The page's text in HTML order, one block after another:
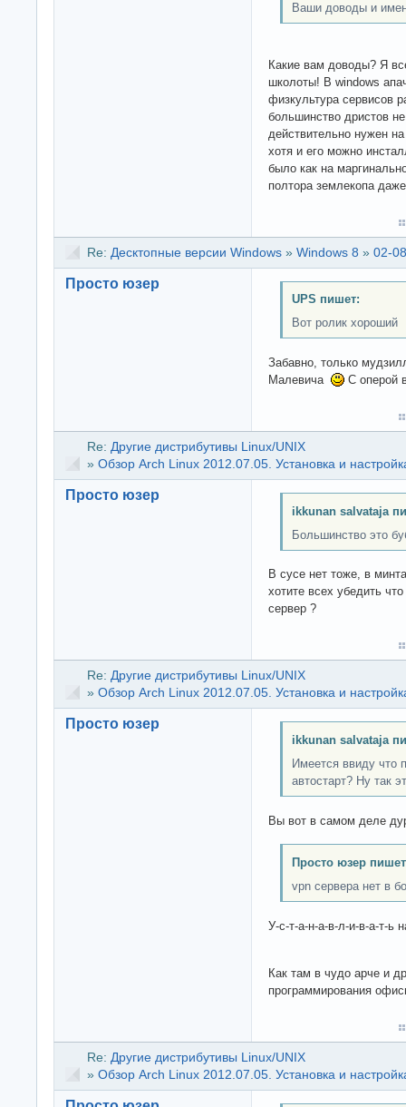
Ваши доводы и
Какие вам доводы? Я
школоты! В windows
физкультура сервисов
большинство дристов
действительно нужен
хотя и его можно
было как на
полтора землекопа
Re: Десктопные версии Windows » Windows 8 » 02-
Просто юзер
UPS пишет:
Вот ролик хороший
Забавно, только
Малевича
С оперой
Re: Другие дистрибутивы Linux/UNIX
» Обзор Arch Linux 2012.07.05. Установка и
Просто юзер
ikkunan salvataja
Большинство это
В сусе нет тоже, в
хотите всех убедить
сервер ?
Re: Другие дистрибутивы Linux/UNIX
» Обзор Arch Linux 2012.07.05. Установка и
Просто юзер
ikkunan salvataja
Имеется ввиду что
автостарт? Ну так
Вы вот в самом деле
Просто юзер
vpn сервера нет в
У-с-т-а-н-а-в-л-и-в-а-т-ь
Как там в чудо арче и
программирования
Re: Другие дистрибутивы Linux/UNIX
» Обзор Arch Linux 2012.07.05. Установка и